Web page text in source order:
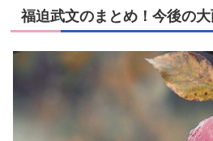
福迫武文のまとめ！今後の